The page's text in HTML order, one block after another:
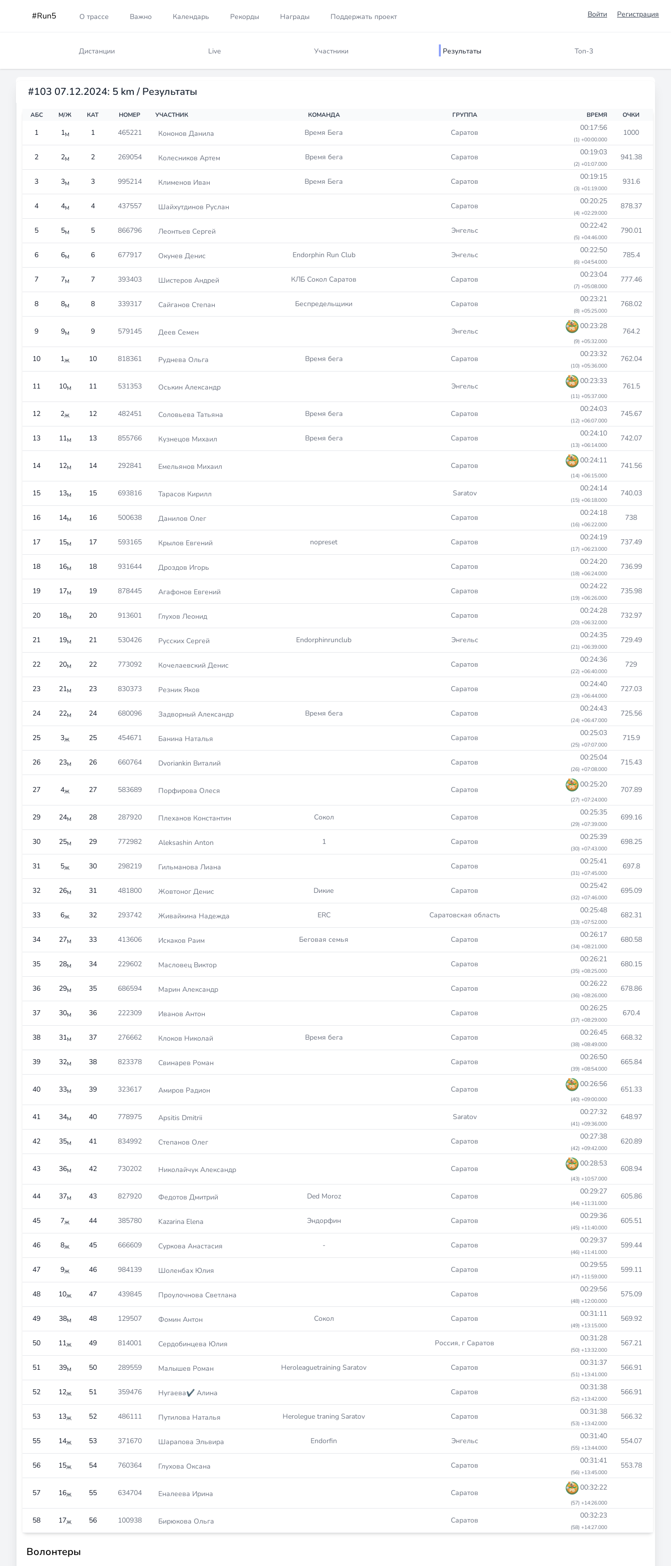
#Run5 О трассе Важно Календарь Рекорды Награды Поддержать проект Войти Регистрация
Дистанции Live Участники Результаты Топ-3
#103 07.12.2024: 5 km / Результаты
АБС М/Ж КАТ НОМЕР УЧАСТНИК КОМАНДА ГРУППА ВРЕМЯ ОЧКИ
1 1М 1 465221 Кононов Данила Время Бега Саратов
00:17:56
(1) +00:00.000
1000
2 2М 2 269054 Колесников Артем Время бега Саратов
00:19:03
(2) +01:07.000
941.38
3 3М 3 995214 Клименов Иван Время Бега Саратов
00:19:15
(3) +01:19.000
931.6
4 4М 4 437557 Шайхутдинов Руслан Саратов
00:20:25
(4) +02:29.000
878.37
5 5М 5 866796 Леонтьев Сергей Энгельс
00:22:42
(5) +04:46.000
790.01
6 6М 6 677917 Окунев Денис Endorphin Run Club Энгельс
00:22:50
(6) +04:54.000
785.4
7 7М 7 393403 Шистеров Андрей КЛБ Сокол Саратов Саратов
00:23:04
(7) +05:08.000
777.46
8 8М 8 339317 Сайганов Степан Беспредельщики Саратов
00:23:21
(8) +05:25.000
768.02
9 9М 9 579145 Деев Семен Энгельс
00:23:28
(9) +05:32.000
764.2
10 1Ж 10 818361 Руднева Ольга Время бега Саратов
00:23:32
(10) +05:36.000
762.04
11 10М 11 531353 Оськин Александр Энгельс
00:23:33
(11) +05:37.000
761.5
12 2Ж 12 482451 Соловьева Татьяна Время бега Саратов
00:24:03
(12) +06:07.000
745.67
13 11М 13 855766 Кузнецов Михаил Время бега Саратов
00:24:10
(13) +06:14.000
742.07
14 12М 14 292841 Емельянов Михаил Саратов
00:24:11
(14) +06:15.000
741.56
15 13М 15 693816 Тарасов Кирилл Saratov
00:24:14
(15) +06:18.000
740.03
16 14М 16 500638 Данилов Олег Саратов
00:24:18
(16) +06:22.000
738
17 15М 17 593165 Крылов Евгений nopreset Саратов
00:24:19
(17) +06:23.000
737.49
18 16М 18 931644 Дроздов Игорь Саратов
00:24:20
(18) +06:24.000
736.99
19 17М 19 878445 Агафонов Евгений Саратов
00:24:22
(19) +06:26.000
735.98
20 18М 20 913601 Глухов Леонид Саратов
00:24:28
(20) +06:32.000
732.97
21 19М 21 530426 Русских Сергей Endorphinrunclub Энгельс
00:24:35
(21) +06:39.000
729.49
22 20М 22 773092 Кочелаевский Денис Саратов
00:24:36
(22) +06:40.000
729
23 21М 23 830373 Резник Яков Саратов
00:24:40
(23) +06:44.000
727.03
24 22М 24 680096 Задворный Александр Время бега Саратов
00:24:43
(24) +06:47.000
725.56
25 3Ж 25 454671 Банина Наталья Саратов
00:25:03
(25) +07:07.000
715.9
26 23М 26 660764 Dvoriankin Виталий Саратов
00:25:04
(26) +07:08.000
715.43
27 4Ж 27 583689 Порфирова Олеся Саратов
00:25:20
(27) +07:24.000
707.89
29 24М 28 287920 Плеханов Константин Сокол Саратов
00:25:35
(29) +07:39.000
699.16
30 25М 29 772982 Aleksashin Anton 1 Саратов
00:25:39
(30) +07:43.000
698.25
31 5Ж 30 298219 Гильманова Лиана Саратов
00:25:41
(31) +07:45.000
697.8
32 26М 31 481800 Жовтоног Денис Dикие Саратов
00:25:42
(32) +07:46.000
695.09
33 6Ж 32 293742 Живайкина Надежда ERC Саратовская область
00:25:48
(33) +07:52.000
682.31
34 27М 33 413606 Искаков Раим Беговая семья Саратов
00:26:17
(34) +08:21.000
680.58
35 28М 34 229602 Масловец Виктор Саратов
00:26:21
(35) +08:25.000
680.15
36 29М 35 686594 Марин Александр Саратов
00:26:22
(36) +08:26.000
678.86
37 30М 36 222309 Иванов Антон Саратов
00:26:25
(37) +08:29.000
670.4
38 31М 37 276662 Клоков Николай Время бега Саратов
00:26:45
(38) +08:49.000
668.32
39 32М 38 823378 Свинарев Роман Саратов
00:26:50
(39) +08:54.000
665.84
40 33М 39 323617 Амиров Радион Саратов
00:26:56
(40) +09:00.000
651.33
41 34М 40 778975 Apsitis Dmitrii Saratov
00:27:32
(41) +09:36.000
648.97
42 35М 41 834992 Степанов Олег Саратов
00:27:38
(42) +09:42.000
620.89
43 36М 42 730202 Николайчук Александр Саратов
00:28:53
(43) +10:57.000
608.94
44 37М 43 827920 Федотов Дмитрий Ded Moroz Саратов
00:29:27
(44) +11:31.000
605.86
45 7Ж 44 385780 Kazarina Elena Эндорфин Саратов
00:29:36
(45) +11:40.000
605.51
46 8Ж 45 666609 Суркова Анастасия - Саратов
00:29:37
(46) +11:41.000
599.44
47 9Ж 46 984139 Шоленбах Юлия Саратов
00:29:55
(47) +11:59.000
599.11
48 10Ж 47 439845 Проулочнова Светлана Саратов
00:29:56
(48) +12:00.000
575.09
49 38М 48 129507 Фомин Антон Сокол Саратов
00:31:11
(49) +13:15.000
569.92
50 11Ж 49 814001 Сердобинцева Юлия Россия, г Саратов
00:31:28
(50) +13:32.000
567.21
51 39М 50 289559 Малышев Роман Heroleaguetraining Saratov Саратов
00:31:37
(51) +13:41.000
566.91
52 12Ж 51 359476 Нугаева✔️ Алина Саратов
00:31:38
(52) +13:42.000
566.91
53 13Ж 52 486111 Путилова Наталья Herolegue traning Saratov Саратов
00:31:38
(53) +13:42.000
566.32
55 14Ж 53 371670 Шарапова Эльвира Endorfin Энгельс
00:31:40
(55) +13:44.000
554.07
56 15Ж 54 760364 Глухова Оксана Саратов
00:31:41
(56) +13:45.000
553.78
57 16Ж 55 634704 Еналеева Ирина Саратов
00:32:22
(57) +14:26.000
58 17Ж 56 100938 Бирюкова Ольга Саратов
00:32:23
(58) +14:27.000
Волонтеры